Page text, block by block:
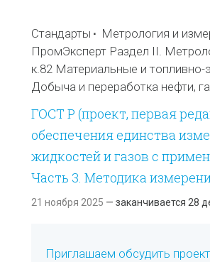
Стандарты
Метрология и
ПромЭксперт Раздел II.
к.82 Материальные и топливно-
Добыча и переработка нефти,
ГОСТ Р (проект, первая
обеспечения единства
жидкостей и газов с
Часть 3. Методика
21 ноября 2025 — заканчивается 28
Приглашаем обсудить